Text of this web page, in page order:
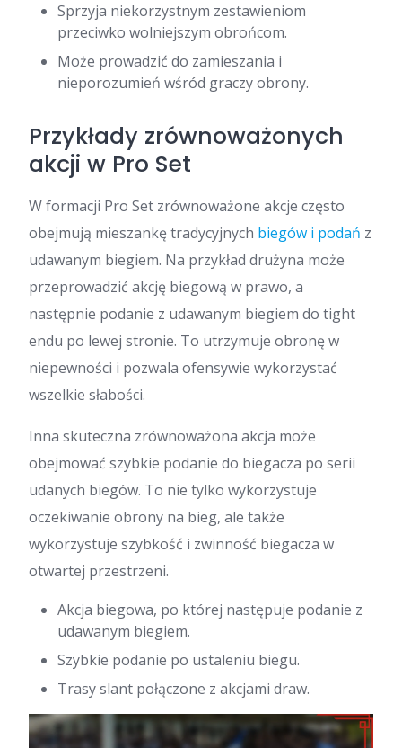
Sprzyja niekorzystnym zestawieniom
przeciwko wolniejszym obrońcom.
Może prowadzić do zamieszania i
nieporozumień wśród graczy obrony.
Przykłady zrównoważonych
akcji w Pro Set
W formacji Pro Set zrównoważone akcje często
obejmują mieszankę tradycyjnych biegów i podań z
udawanym biegiem. Na przykład drużyna może
przeprowadzić akcję biegową w prawo, a
następnie podanie z udawanym biegiem do tight
endu po lewej stronie. To utrzymuje obronę w
niepewności i pozwala ofensywie wykorzystać
wszelkie słabości.
Inna skuteczna zrównoważona akcja może
obejmować szybkie podanie do biegacza po serii
udanych biegów. To nie tylko wykorzystuje
oczekiwanie obrony na bieg, ale także
wykorzystuje szybkość i zwinność biegacza w
otwartej przestrzeni.
Akcja biegowa, po której następuje podanie z
udawanym biegiem.
Szybkie podanie po ustaleniu biegu.
Trasy slant połączone z akcjami draw.